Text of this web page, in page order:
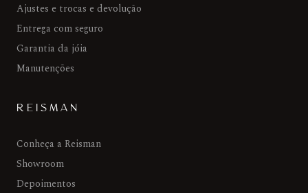
Ajustes e trocas e devolução
Entrega com seguro
Garantia da jóia
Manutenções
REISMAN
Conheça a Reisman
Showroom
Depoimentos